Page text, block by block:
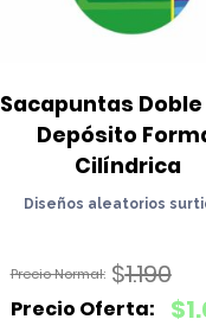
Sacapuntas Doble
Depósito
Cilíndrica
Diseños aleatorios
$1.190
El
$